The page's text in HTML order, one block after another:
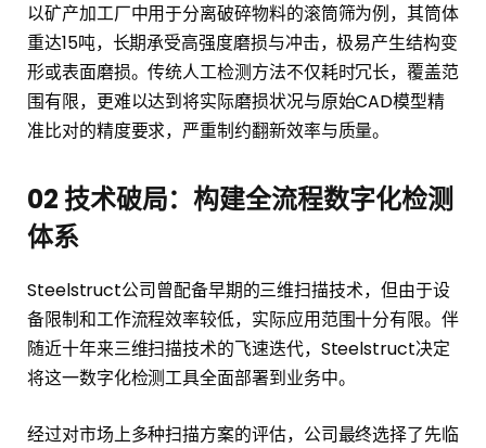
以矿产加工厂中用于分离破碎物料的滚筒筛为例，其筒体
重达15吨，长期承受高强度磨损与冲击，极易产生结构变
形或表面磨损。传统人工检测方法不仅耗时冗长，覆盖范
围有限，更难以达到将实际磨损状况与原始CAD模型精
准比对的精度要求，严重制约翻新效率与质量。
02 技术破局：构建全流程数字化检测
体系
Steelstruct公司曾配备早期的三维扫描技术，但由于设
备限制和工作流程效率较低，实际应用范围十分有限。伴
随近十年来三维扫描技术的飞速迭代，Steelstruct决定
将这一数字化检测工具全面部署到业务中。
经过对市场上多种扫描方案的评估，公司最终选择了先临